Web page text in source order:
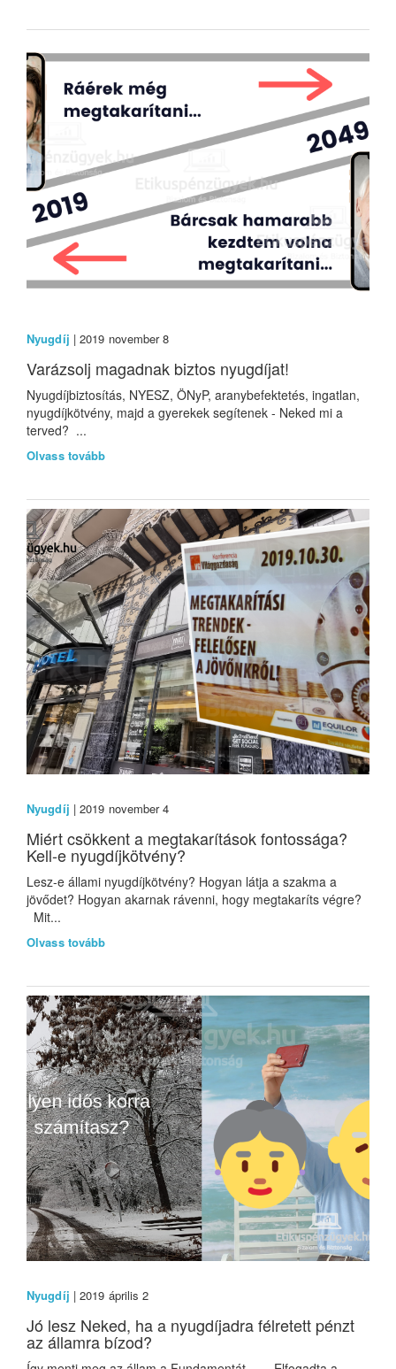
Nyugdíj | 2019 november 8
Varázsolj magadnak biztos nyugdíjat!
Nyugdíjbiztosítás, NYESZ, ÖNyP, aranybefektetés, ingatlan,
nyugdíjkötvény, majd a gyerekek segítenek - Neked mi a
terved? ...
Olvass tovább
Nyugdíj | 2019 november 4
Miért csökkent a megtakarítások fontossága?
Kell-e nyugdíjkötvény?
Lesz-e állami nyugdíjkötvény? Hogyan látja a szakma a
jövődet? Hogyan akarnak rávenni, hogy megtakaríts végre?
Mit...
Olvass tovább
Nyugdíj | 2019 április 2
Jó lesz Neked, ha a nyugdíjadra félretett pénzt
az államra bízod?